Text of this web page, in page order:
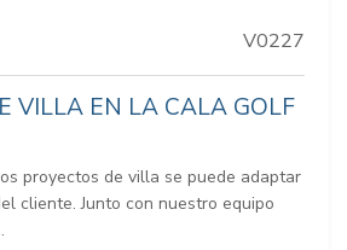
V0227
VILLA EN LA CALA GOLF
proyectos de villa se puede adaptar
cliente. Junto con nuestro equipo